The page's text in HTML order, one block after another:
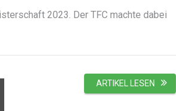
2023. Der TFC machte dabei
ARTIKEL LESEN